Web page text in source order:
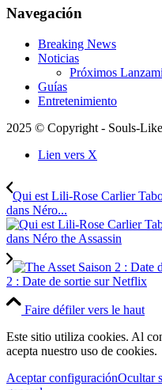
Navegación
Breaking News
Noticias
Próximos
Guías
Entretenimiento
2025 © Copyright - Souls-Like
Lien vers X
Qui est Lili-Rose Carlier
dans Néro...
2 : Date de sortie sur Netflix
Faire défiler vers le haut
Este sitio utiliza cookies. Al
acepta nuestro uso de cookies.
Aceptar configuraciónOcultar